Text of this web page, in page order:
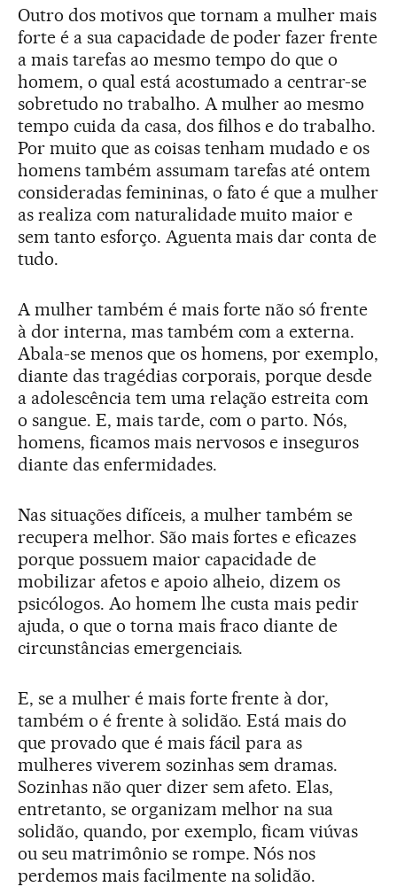
Outro dos motivos que tornam a mulher mais
forte é a sua capacidade de poder fazer frente
a mais tarefas ao mesmo tempo do que o
homem, o qual está acostumado a centrar-se
sobretudo no trabalho. A mulher ao mesmo
tempo cuida da casa, dos filhos e do trabalho.
Por muito que as coisas tenham mudado e os
homens também assumam tarefas até ontem
consideradas femininas, o fato é que a mulher
as realiza com naturalidade muito maior e
sem tanto esforço. Aguenta mais dar conta de
tudo.
A mulher também é mais forte não só frente
à dor interna, mas também com a externa.
Abala-se menos que os homens, por exemplo,
diante das tragédias corporais, porque desde
a adolescência tem uma relação estreita com
o sangue. E, mais tarde, com o parto. Nós,
homens, ficamos mais nervosos e inseguros
diante das enfermidades.
Nas situações difíceis, a mulher também se
recupera melhor. São mais fortes e eficazes
porque possuem maior capacidade de
mobilizar afetos e apoio alheio, dizem os
psicólogos. Ao homem lhe custa mais pedir
ajuda, o que o torna mais fraco diante de
circunstâncias emergenciais.
E, se a mulher é mais forte frente à dor,
também o é frente à solidão. Está mais do
que provado que é mais fácil para as
mulheres viverem sozinhas sem dramas.
Sozinhas não quer dizer sem afeto. Elas,
entretanto, se organizam melhor na sua
solidão, quando, por exemplo, ficam viúvas
ou seu matrimônio se rompe. Nós nos
perdemos mais facilmente na solidão.